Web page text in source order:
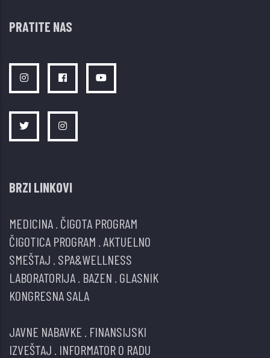
PRATITE NAS
BRZI LINKOVI
MEDICINA ČIGOTA PROGRAM
ČIGOTICA PROGRAM AKTUELNO
SMEŠTAJ SPA&WELLNESS
LABORATORIJA BAZEN GLASNIK
KONGRESNA SALA
JAVNE NABAVKE FINANSIJSKI
IZVEŠTAJ INFORMATOR O RADU